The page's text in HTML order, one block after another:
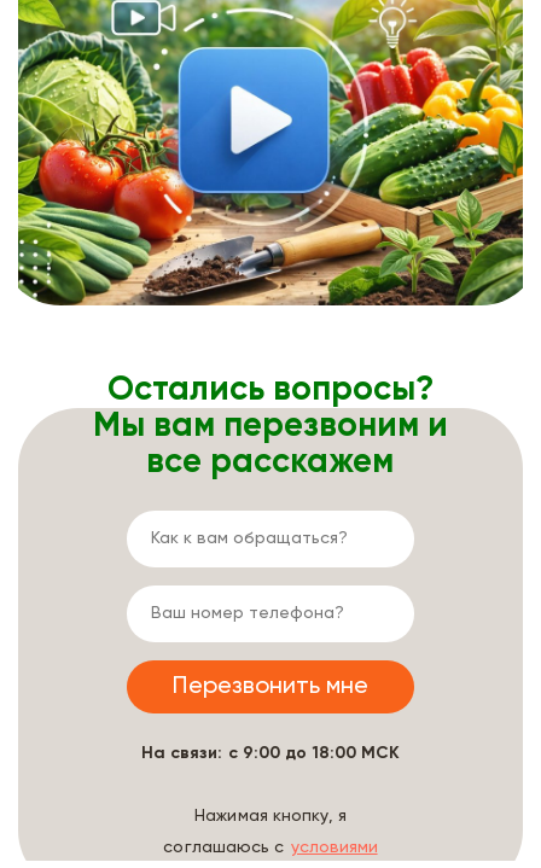
Остались вопросы?
Мы вам перезвоним и
все расскажем
На связи: с 9:00 до 18:00 МСК
Нажимая кнопку, я
соглашаюсь с условиями